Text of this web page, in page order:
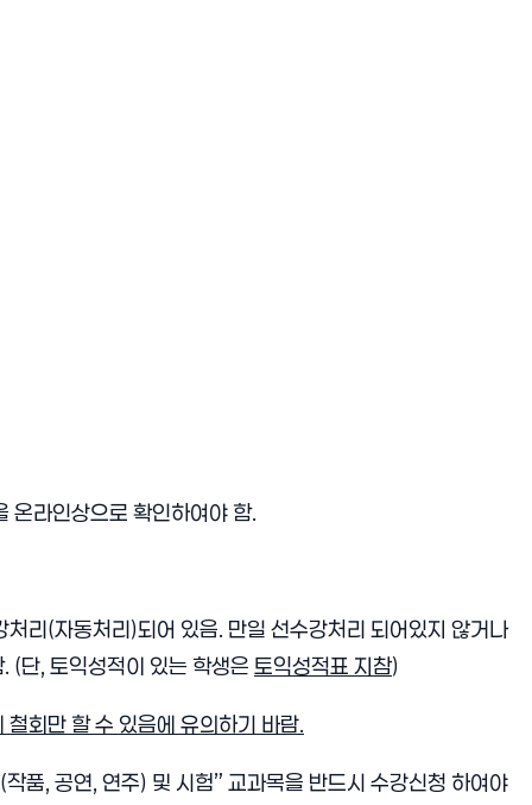
온라인상으로 확인하여야 함.
리(자동처리)되어 있음. 만일 선수강처리 되어있지 않거나
(단, 토익성적이 있는 학생은 토익성적표 지참)
철회만 할 수 있음에 유의하기 바람.
, 공연, 연주) 및 시험” 교과목을 반드시 수강신청 하여야